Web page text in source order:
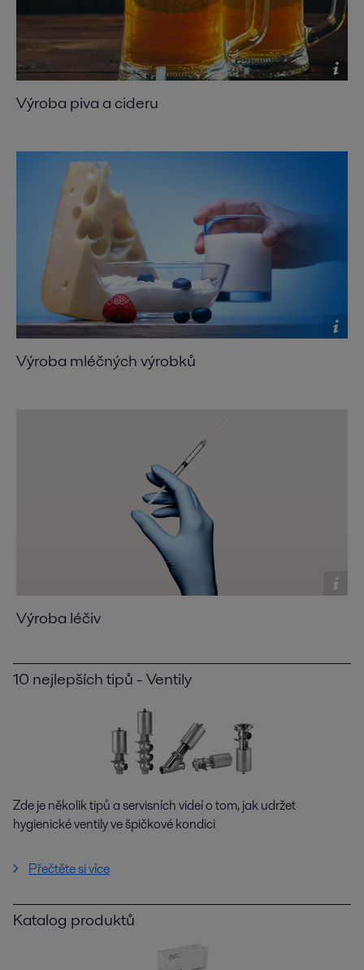
Výroba piva a cideru
Výroba mléčných výrobků
Výroba léčiv
10 nejlepších tipů - Ventily
Zde je několik tipů a servisních videí o tom, jak udržet
hygienické ventily ve špičkové kondici
Přečtěte si více
Katalog produktů